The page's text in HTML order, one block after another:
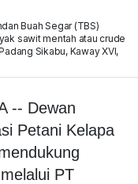
Buah Segar (TBS)
sawit mentah atau crude
Sikabu, Kaway XVI,
-- Dewan
Petani Kelapa
melalui PT